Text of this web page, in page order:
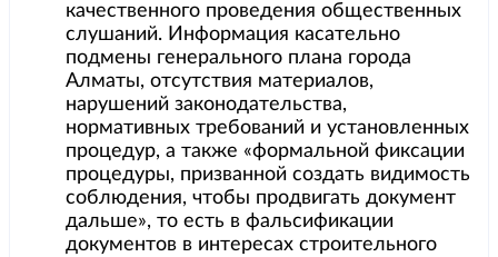
качественного проведения общественных
слушаний. Информация касательно
подмены генерального плана города
Алматы, отсутствия материалов,
нарушений законодательства,
нормативных требований и установленных
процедур, а также «формальной фиксации
процедуры, призванной создать видимость
соблюдения, чтобы продвигать документ
дальше», то есть в фальсификации
документов в интересах строительного